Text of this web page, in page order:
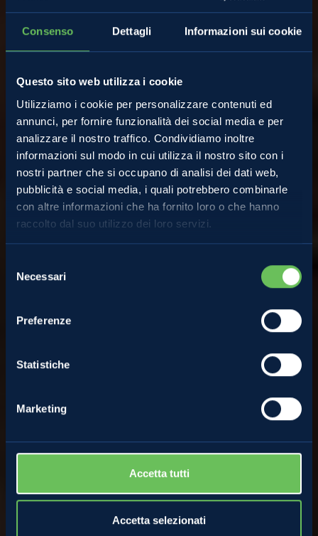
Consenso Dettagli Informazioni sui cookie
Questo sito web utilizza i cookie
Utilizziamo i cookie per personalizzare contenuti ed
annunci, per fornire funzionalità dei social media e per
analizzare il nostro traffico. Condividiamo inoltre
informazioni sul modo in cui utilizza il nostro sito con i
nostri partner che si occupano di analisi dei dati web,
pubblicità e social media, i quali potrebbero combinarle
con altre informazioni che ha fornito loro o che hanno
raccolto dal suo utilizzo dei loro servizi.
delNecessari
Preferenze
Statistiche
Marketing
Accetta tutti
Accetta selezionati
Almanacco